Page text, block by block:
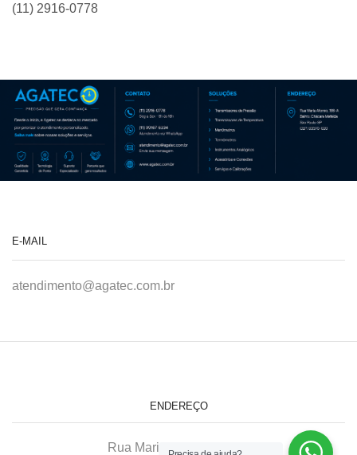
(11) 2916-0778
E-MAIL
atendimento@agatec.com.br
ENDEREÇO
Rua Maria Afonso, 166-A